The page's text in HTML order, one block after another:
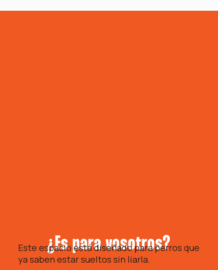
¿Es para vosotros?
Este espacio está diseñado para perros que
ya saben estar sueltos sin liarla.